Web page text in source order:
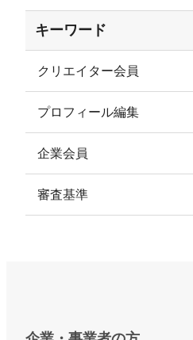
キーワード
クリエイター会員
プロフィール編集
企業会員
審査基準